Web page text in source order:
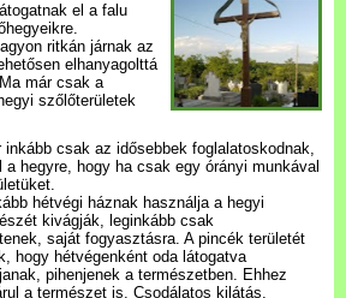
el a falu
ritkán járnak az
elhanyagolttá
már csak a
szőlőterületek
csak az idősebbek foglalatoskodnak,
hegyre, hogy ha csak egy órányi munkával
hétvégi háznak használja a hegyi
kivágják, leginkább csak
saját fogyasztásra. A pincék területét
hogy hétvégenként oda látogatva
pihenjenek a természetben. Ehhez
a természet is. Csodálatos kilátás,